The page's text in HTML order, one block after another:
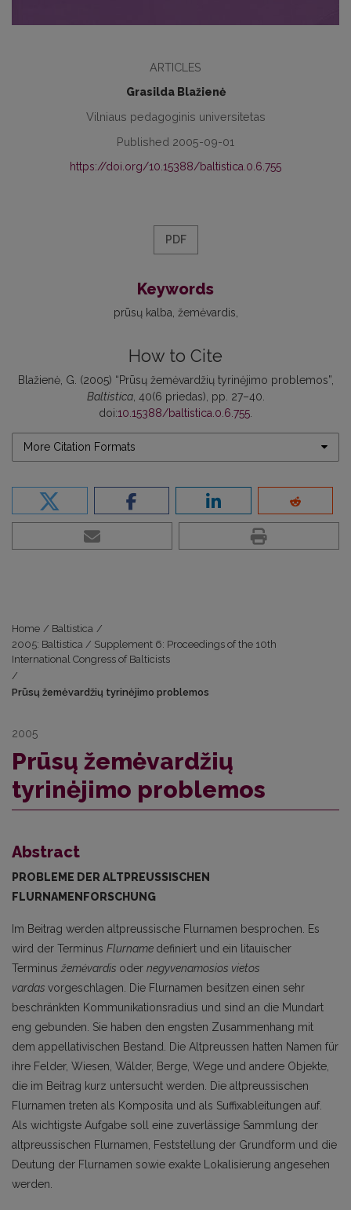
ARTICLES
Grasilda Blažienė
Vilniaus pedagoginis universitetas
Published 2005-09-01
https://doi.org/10.15388/baltistica.0.6.755
PDF
Keywords
prūsų kalba žemėvardis
How to Cite
Blažienė, G. (2005) “Prūsų žemėvardžių tyrinėjimo problemos”,
Baltistica, 40(6 priedas), pp. 27–40.
doi:10.15388/baltistica.0.6.755
More Citation Formats
Home / Baltistica /
2005: Baltistica / Supplement 6: Proceedings of the 10th
International Congress of Balticists
/
Prūsų žemėvardžių tyrinėjimo problemos
2005
Prūsų žemėvardžių
tyrinėjimo problemos
Abstract
PROBLEME DER ALTPREUSSISCHEN
FLURNAMENFORSCHUNG
Im Beitrag werden altpreussische Flurnamen besprochen. Es
wird der Terminus Flurname definiert und ein litauischer
Terminus žemėvardis oder negyvenamosios vietos
vardas vorgeschlagen. Die Flurnamen besitzen einen sehr
beschränkten Kommunikationsradius und sind an die Mundart
eng gebunden. Sie haben den engsten Zusammenhang mit
dem appellativischen Bestand. Die Altpreussen hatten Namen für
ihre Felder, Wiesen, Wälder, Berge, Wege und andere Objekte,
die im Beitrag kurz untersucht werden. Die altpreussischen
Flurnamen treten als Komposita und als Suffixableitungen auf.
Als wichtigste Aufgabe soll eine zuverlässige Sammlung der
altpreussischen Flurnamen, Feststellung der Grundform und die
Deutung der Flurnamen sowie exakte Lokalisierung angesehen
werden.